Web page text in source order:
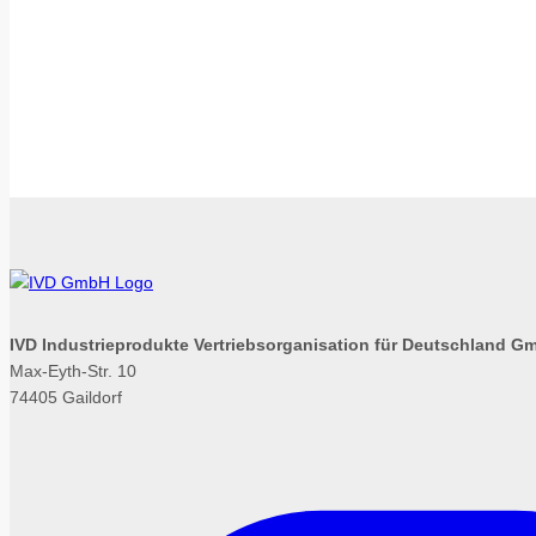
IVD Industrieprodukte Vertriebsorganisation für Deutschland
Max-Eyth-Str. 10
74405 Gaildorf